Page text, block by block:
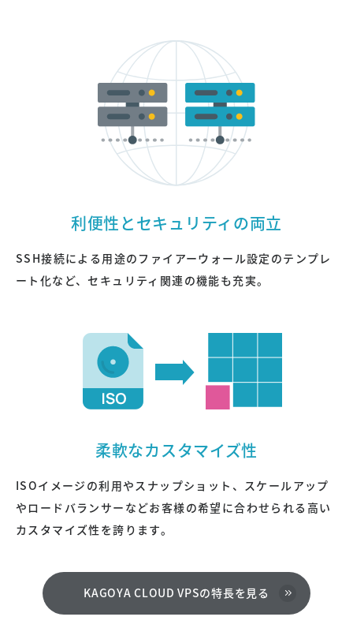
利便性とセキュリティの両立
SSH接続による用途のファイアーウォール設定のテンプレ
ート化など、セキュリティ関連の機能も充実。
柔軟なカスタマイズ性
ISOイメージの利用やスナップショット、スケールアップ
やロードバランサーなどお客様の希望に合わせられる高い
カスタマイズ性を誇ります。
KAGOYA CLOUD VPSの特長を見る